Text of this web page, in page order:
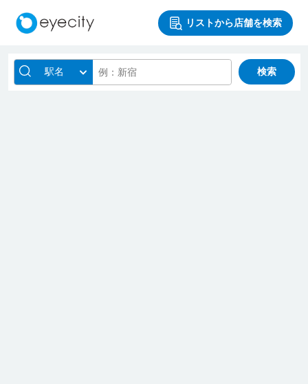
リストから店舗を検索
駅名 検索